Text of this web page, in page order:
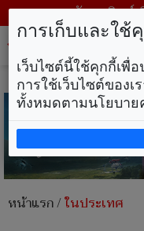
วันอาทิตย์
หน้าแรก/ในประเทศ
การเก็บและใช้
เว็บไซต์นี้ใช้คุกกี้เพื่
การใช้เว็บไซต์ของ
ทั้งหมดตามนโยบาย